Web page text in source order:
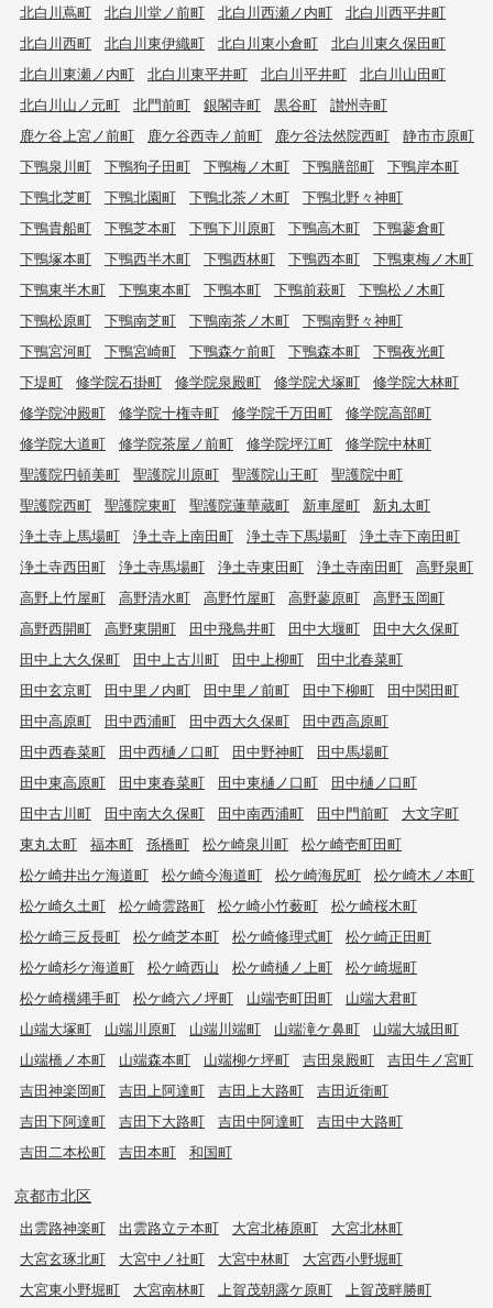
北白川蔦町
北白川堂ノ前町 北白川西瀬ノ内町
北白川西平井町
北白川西町
北白川東伊織町 北白川東小倉町
北白川東久保田町
北白川東瀬ノ内町
北白川東平井町 北白川平井町
北白川山田町
北白川山ノ元町
北門前町 銀閣寺町 黒谷町
讃州寺町
鹿ケ谷上宮ノ前町
鹿ケ谷西寺ノ前町 鹿ケ谷法然院西町
静市市原町
下鴨泉川町
下鴨狗子田町 下鴨梅ノ木町 下鴨膳部町
下鴨岸本町
下鴨北芝町
下鴨北園町 下鴨北茶ノ木町
下鴨北野々神町
下鴨貴船町
下鴨芝本町 下鴨下川原町 下鴨高木町
下鴨蓼倉町
下鴨塚本町
下鴨西半木町 下鴨西林町 下鴨西本町
下鴨東梅ノ木町
下鴨東半木町
下鴨東本町 下鴨本町 下鴨前萩町
下鴨松ノ木町
下鴨松原町
下鴨南芝町 下鴨南茶ノ木町
下鴨南野々神町
下鴨宮河町
下鴨宮崎町 下鴨森ケ前町 下鴨森本町
下鴨夜光町
下堤町
修学院石掛町 修学院泉殿町 修学院犬塚町
修学院大林町
修学院沖殿町
修学院十権寺町 修学院千万田町
修学院高部町
修学院大道町
修学院茶屋ノ前町 修学院坪江町
修学院中林町
聖護院円頓美町
聖護院川原町 聖護院山王町
聖護院中町
聖護院西町
聖護院東町 聖護院蓮華蔵町 新車屋町
新丸太町
浄土寺上馬場町
浄土寺上南田町 浄土寺下馬場町
浄土寺下南田町
浄土寺西田町
浄土寺馬場町 浄土寺東田町 浄土寺南田町
高野泉町
高野上竹屋町
高野清水町 高野竹屋町 高野蓼原町
高野玉岡町
高野西開町
高野東開町 田中飛鳥井町 田中大堰町
田中大久保町
田中上大久保町
田中上古川町 田中上柳町
田中北春菜町
田中玄京町
田中里ノ内町 田中里ノ前町 田中下柳町
田中関田町
田中高原町
田中西浦町 田中西大久保町
田中西高原町
田中西春菜町
田中西樋ノ口町 田中野神町
田中馬場町
田中東高原町
田中東春菜町 田中東樋ノ口町
田中樋ノ口町
田中古川町
田中南大久保町 田中南西浦町 田中門前町
大文字町
東丸太町
福本町 孫橋町 松ケ崎泉川町
松ケ崎壱町田町
松ケ崎井出ケ海道町
松ケ崎今海道町 松ケ崎海尻町
松ケ崎木ノ本町
松ケ崎久土町
松ケ崎雲路町 松ケ崎小竹薮町
松ケ崎桜木町
松ケ崎三反長町
松ケ崎芝本町 松ケ崎修理式町
松ケ崎正田町
松ケ崎杉ケ海道町
松ケ崎西山 松ケ崎樋ノ上町
松ケ崎堀町
松ケ崎横縄手町
松ケ崎六ノ坪町 山端壱町田町
山端大君町
山端大塚町
山端川原町 山端川端町 山端滝ケ鼻町
山端大城田町
山端橋ノ本町
山端森本町 山端柳ケ坪町 吉田泉殿町
吉田牛ノ宮町
吉田神楽岡町
吉田上阿達町 吉田上大路町
吉田近衛町
吉田下阿達町
吉田下大路町 吉田中阿達町
吉田中大路町
吉田二本松町
吉田本町 和国町
京都市北区
出雲路神楽町 出雲路立テ本町 大宮北椿原町
大宮北林町
大宮玄琢北町
大宮中ノ社町 大宮中林町
大宮西小野堀町
大宮東小野堀町
大宮南林町 上賀茂朝露ケ原町
上賀茂畔勝町